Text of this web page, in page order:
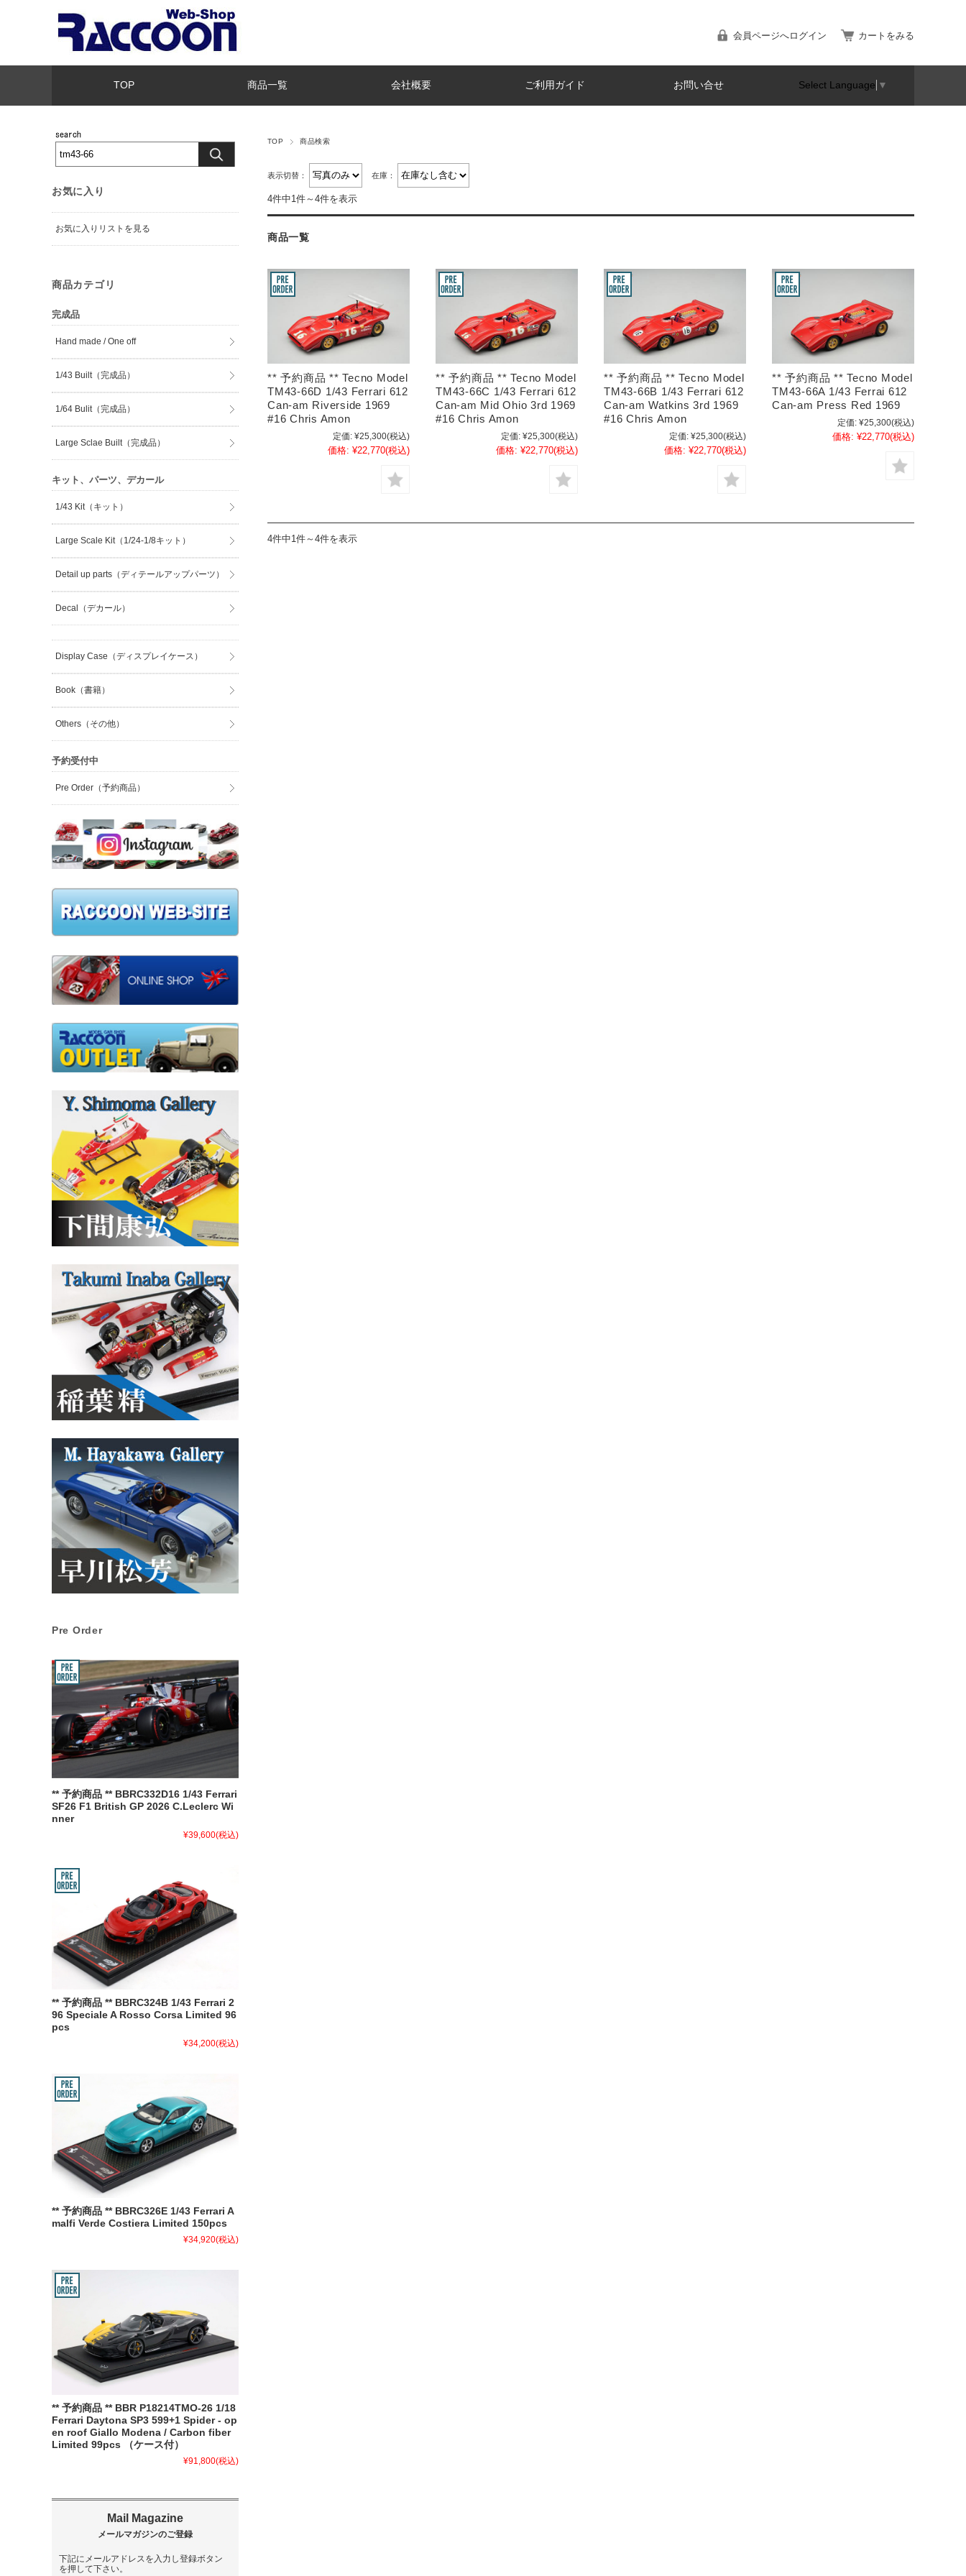
会員ページへログイン カートをみる
TOP 商品一覧 会社概要 ご利用ガイド お問い合せ Select Language ▼
TOP 商品検索
表示切替： 在庫：
4件中1件～4件を表示
商品一覧
** 予約商品 ** Tecno Model
TM43-66D 1/43 Ferrari 612
Can-am Riverside 1969
#16 Chris Amon
定価: ¥25,300(税込)
価格: ¥22,770(税込)
** 予約商品 ** Tecno Model
TM43-66C 1/43 Ferrari 612
Can-am Mid Ohio 3rd 1969
#16 Chris Amon
定価: ¥25,300(税込)
価格: ¥22,770(税込)
** 予約商品 ** Tecno Model
TM43-66B 1/43 Ferrari 612
Can-am Watkins 3rd 1969
#16 Chris Amon
定価: ¥25,300(税込)
価格: ¥22,770(税込)
** 予約商品 ** Tecno Model
TM43-66A 1/43 Ferrai 612
Can-am Press Red 1969
定価: ¥25,300(税込)
価格: ¥22,770(税込)
4件中1件～4件を表示
お気に入り
お気に入りリストを見る
商品カテゴリ
完成品
Hand made / One off
1/43 Built（完成品）
1/64 Bulit（完成品）
Large Sclae Built（完成品）
キット、パーツ、デカール
1/43 Kit（キット）
Large Scale Kit（1/24-1/8キット）
Detail up parts（ディテールアップパーツ）
Decal（デカール）
Display Case（ディスプレイケース）
Book（書籍）
Others（その他）
予約受付中
Pre Order（予約商品）
Pre Order
** 予約商品 ** BBRC332D16 1/43 Ferrari
SF26 F1 British GP 2026 C.Leclerc Wi
nner
¥39,600(税込)
** 予約商品 ** BBRC324B 1/43 Ferrari 2
96 Speciale A Rosso Corsa Limited 96
pcs
¥34,200(税込)
** 予約商品 ** BBRC326E 1/43 Ferrari A
malfi Verde Costiera Limited 150pcs
¥34,920(税込)
** 予約商品 ** BBR P18214TMO-26 1/18
Ferrari Daytona SP3 599+1 Spider - op
en roof Giallo Modena / Carbon fiber
Limited 99pcs （ケース付）
¥91,800(税込)
下記にメールアドレスを入力し登録ボタン
を押して下さい。